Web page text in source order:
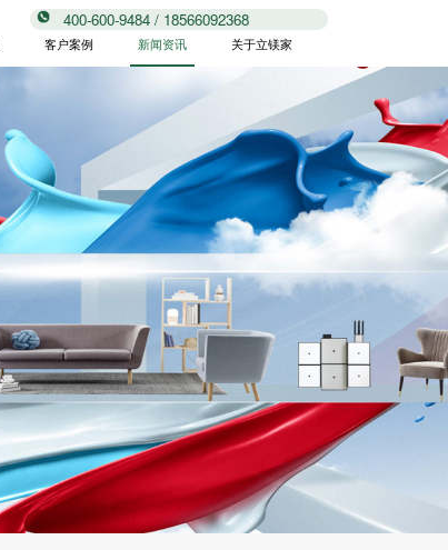
400-600-9484 / 18566092368
客户案例 新闻资讯 关于立镁家